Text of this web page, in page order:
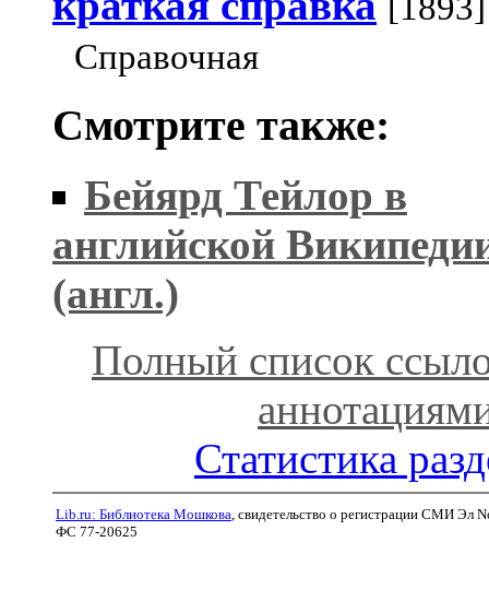
Справочная
Смотрите также:
Бейярд Тейлор в
английской
(англ.)
Полный список
Статистика
Lib.ru: Библиотека Мошкова, свидетельство о регистрации СМИ Эл
ФС 77-20625